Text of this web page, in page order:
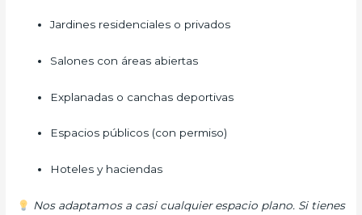
Jardines residenciales o privados
Salones con áreas abiertas
Explanadas o canchas deportivas
Espacios públicos (con permiso)
Hoteles y haciendas
Nos adaptamos a casi cualquier espacio plano. Si tienes